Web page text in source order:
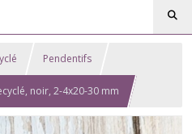
Pendentifs
noir, 2-4x20-30 mm